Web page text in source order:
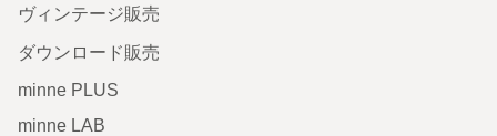
ヴィンテージ販売
ダウンロード販売
minne PLUS
minne LAB